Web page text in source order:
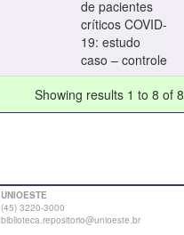
de pacientes
críticos COVID-
19: estudo
caso – controle
Showing results 1 to 8 of 8
UNIOESTE
(45) 3220-3000
biblioteca.repositorio@unioeste.br